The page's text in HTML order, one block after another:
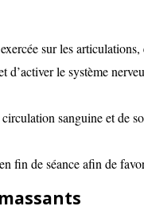
sur les
d’activer le système
sanguine et de
fin de séance afin de